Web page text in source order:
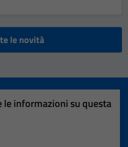
le novità
le informazioni su questa